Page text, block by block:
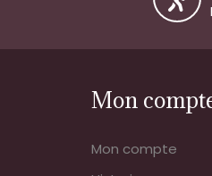
Mon
Mon compte